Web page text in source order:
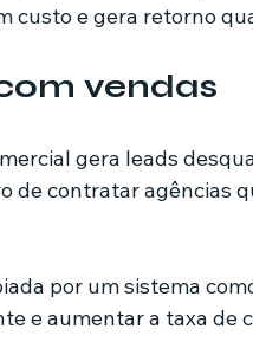
custo e gera retorno
vendas
gera leads
de contratar agências
por um sistema
e aumentar a taxa de